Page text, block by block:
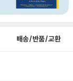
배송/반품/교환